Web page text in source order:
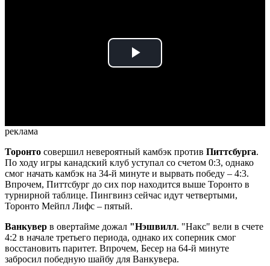
Play
реклама
Торонто совершил невероятный камбэк против Питтсбурга.
По ходу игры канадский клуб уступал со счетом 0:3, однако
смог начать камбэк на 34-й минуте и вырвать победу – 4:3.
Впрочем, Питтсбург до сих пор находится выше Торонто в
турнирной таблице. Пингвинз сейчас идут четвертыми,
Торонто Мейпл Лифс – пятый.
Ванкувер в овертайме дожал "Нэшвилл. "Накс" вели в счете
4:2 в начале третьего периода, однако их соперник смог
восстановить паритет. Впрочем, Бесер на 64-й минуте
забросил победную шайбу для Ванкувера.